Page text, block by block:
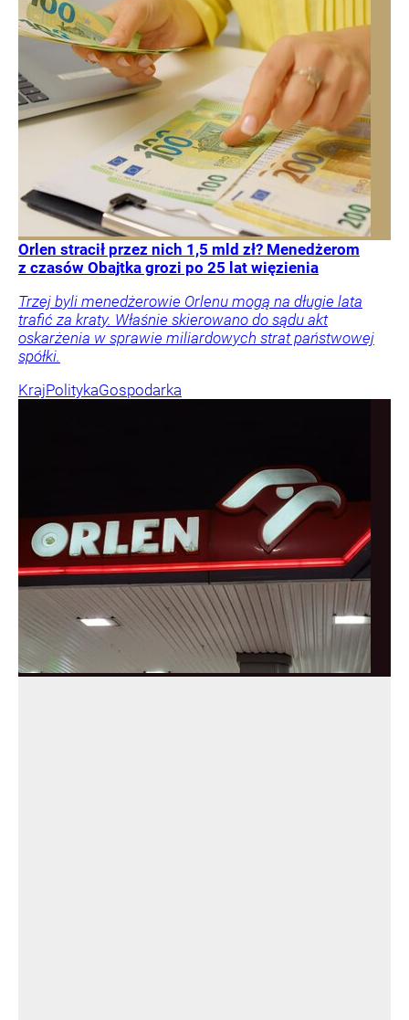
Orlen stracił przez nich 1,5 mld zł? Menedżerom
z czasów Obajtka grozi po 25 lat więzienia
Trzej byli menedżerowie Orlenu mogą na długie lata
trafić za kraty. Właśnie skierowano do sądu akt
oskarżenia w sprawie miliardowych strat państwowej
spółki.
KrajPolitykaGospodarka